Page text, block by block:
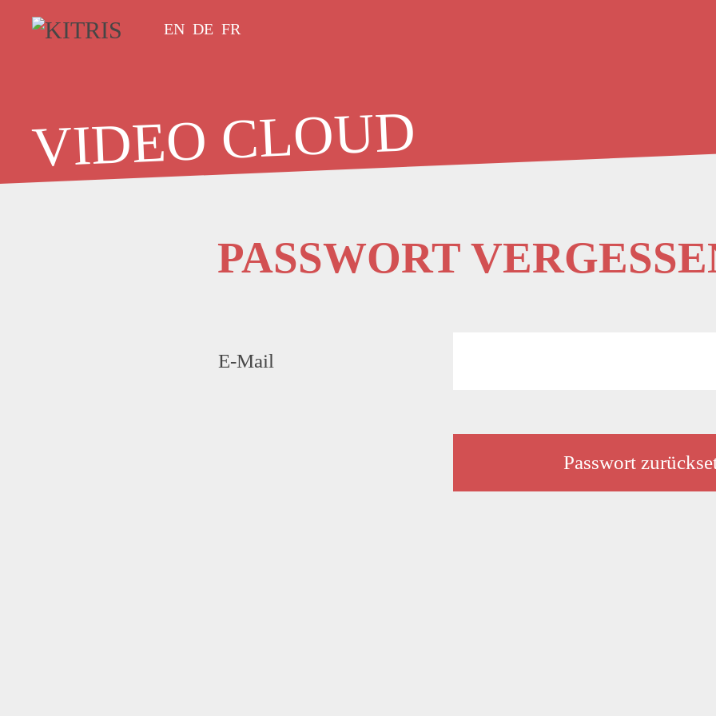
EN DE FR
VIDEO CLOUD
PASSWORT
E-Mail